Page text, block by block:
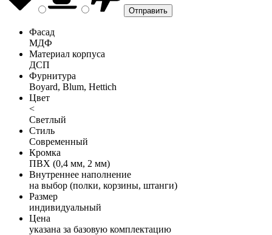
Фасад
МДФ
Материал корпуса
ДСП
Фурнитура
Boyard, Blum, Hettich
Цвет
<
Светлый
Стиль
Современный
Кромка
ПВХ (0,4 мм, 2 мм)
Внутреннее наполнение
на выбор (полки, корзины, штанги)
Размер
индивидуальный
Цена
указана за базовую комплектацию